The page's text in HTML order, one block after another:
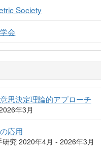
Society
会
思決定理論的アプローチ
年3月
応用
究 2020年4月 - 2026年3月